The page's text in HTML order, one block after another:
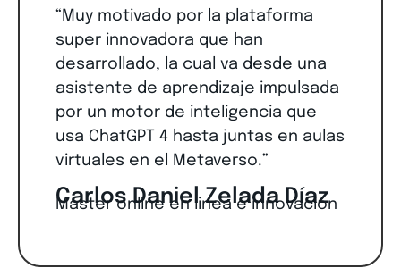
“Muy motivado por la plataforma
super innovadora que han
desarrollado, la cual va desde una
asistente de aprendizaje impulsada
por un motor de inteligencia que
usa ChatGPT 4 hasta juntas en aulas
virtuales en el Metaverso.”
Carlos Daniel Zelada Díaz
Master online en linea e innovación